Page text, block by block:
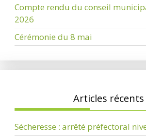
Compte rendu du conseil
2026
Cérémonie du 8 mai
Articles récents
Sécheresse : arrêté préfectoral